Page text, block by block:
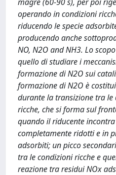
operando in condizioni
riducendo le specie
producendo anche
NO, N2O and NH3. Lo
quello di studiare i
formazione di N2O sui
formazione di N2O è
durante la transizione tra
ricche, che si forma sul
quando il riducente
completamente ridotti e in
adsorbiti; un picco
tra le condizioni ricche e
reazione tra residui NOx